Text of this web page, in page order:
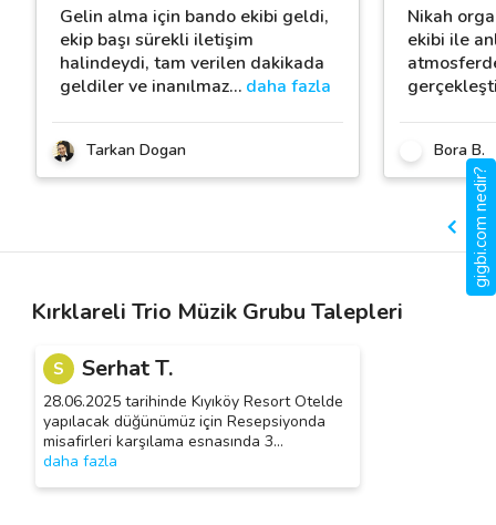
Gelin alma için bando ekibi geldi,
ekip başı sürekli iletişim
halindeydi, tam verilen dakikada
geldiler ve inanılmaz… daha fazla
Tarkan Dogan
Nikah
ekibi ile
Bora B.
Kırklareli Trio Müzik Grubu Talepleri
S Serhat T.
28.06.2025 tarihinde Kıyıköy Resort Otelde
yapılacak düğünümüz için Resepsiyonda
misafirleri karşılama esnasında 3…
daha fazla
gigbi.com nedir?